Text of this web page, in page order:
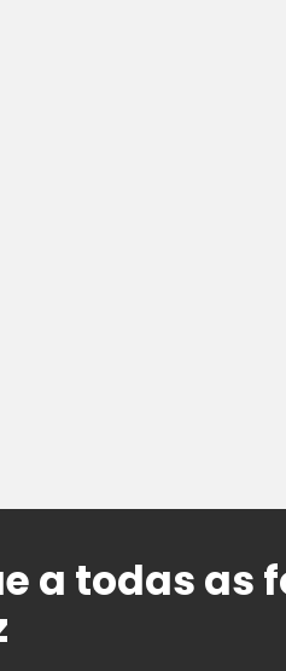
a todas as